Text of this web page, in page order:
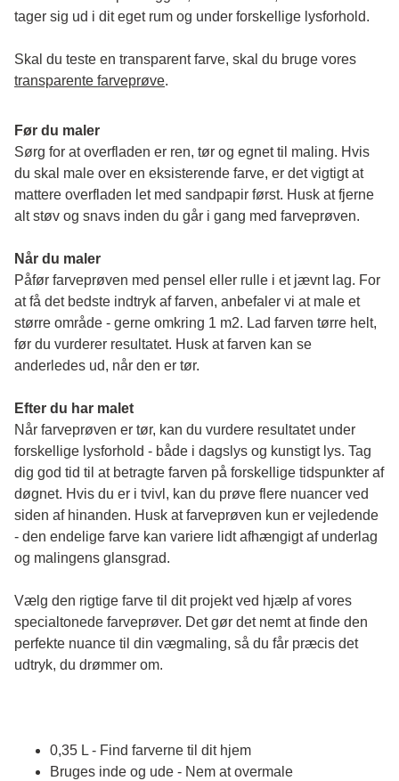
tager sig ud i dit eget rum og under forskellige lysforhold.
transparente farveprøve.
Før du maler
Sørg for at overfladen er ren, tør og egnet til maling. Hvis
du skal male over en eksisterende farve, er det vigtigt at
mattere overfladen let med sandpapir først. Husk at fjerne
alt støv og snavs inden du går i gang med farveprøven.
Når du maler
Påfør farveprøven med pensel eller rulle i et jævnt lag. For
at få det bedste indtryk af farven, anbefaler vi at male et
større område - gerne omkring 1 m2. Lad farven tørre helt,
før du vurderer resultatet. Husk at farven kan se
anderledes ud, når den er tør.
Efter du har malet
Når farveprøven er tør, kan du vurdere resultatet under
forskellige lysforhold - både i dagslys og kunstigt lys. Tag
dig god tid til at betragte farven på forskellige tidspunkter af
døgnet. Hvis du er i tvivl, kan du prøve flere nuancer ved
siden af hinanden. Husk at farveprøven kun er vejledende
- den endelige farve kan variere lidt afhængigt af underlag
og malingens glansgrad.
Vælg den rigtige farve til dit projekt ved hjælp af vores
specialtonede farveprøver. Det gør det nemt at finde den
perfekte nuance til din vægmaling, så du får præcis det
udtryk, du drømmer om.
0,35 L - Find farverne til dit hjem
Bruges inde og ude - Nem at overmale